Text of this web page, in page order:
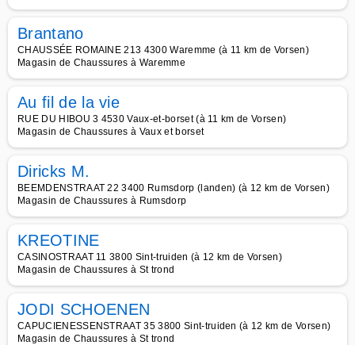
Brantano
CHAUSSÉE ROMAINE 213 4300 Waremme (à 11 km de Vorsen)
Magasin de Chaussures à Waremme
Au fil de la vie
RUE DU HIBOU 3 4530 Vaux-et-borset (à 11 km de Vorsen)
Magasin de Chaussures à Vaux et borset
Diricks M.
BEEMDENSTRAAT 22 3400 Rumsdorp (landen) (à 12 km de Vorsen)
Magasin de Chaussures à Rumsdorp
KREOTINE
CASINOSTRAAT 11 3800 Sint-truiden (à 12 km de Vorsen)
Magasin de Chaussures à St trond
JODI SCHOENEN
CAPUCIENESSENSTRAAT 35 3800 Sint-truiden (à 12 km de Vorsen)
Magasin de Chaussures à St trond